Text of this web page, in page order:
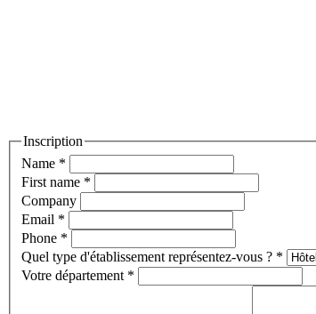
Inscription
Name *
First name *
Company
Email *
Phone *
Quel type d'établissement représentez-vous ? *
Votre département *